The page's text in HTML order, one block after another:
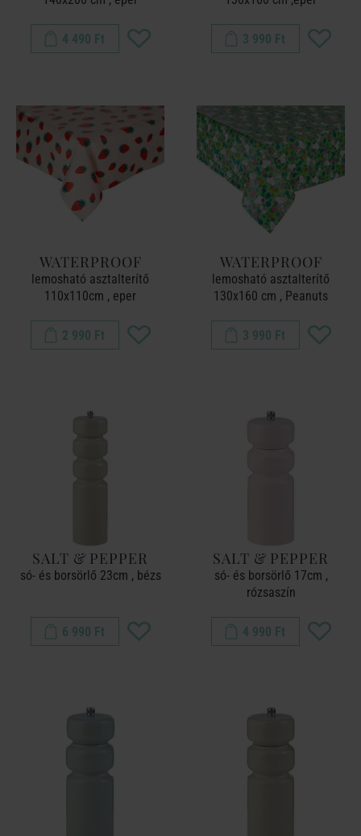
4 490 Ft 3 990 Ft
WATERPROOF
lemosható asztalterítő
110x110cm , eper
2 990 Ft
WATERPROOF
lemosható asztalterítő
130x160 cm , Peanuts
3 990 Ft
SALT & PEPPER
só- és borsörlő 23cm , bézs
6 990 Ft
SALT & PEPPER
só- és borsörlő 17cm ,
rózsaszín
4 990 Ft